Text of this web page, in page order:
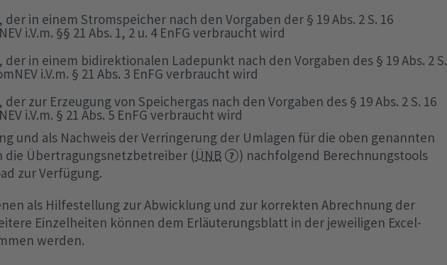
der in einem Stromspeicher nach den Vorgaben der § 19 Abs. 2 S. 16
i.V.m. §§ 21 Abs. 1, 2 u. 4 EnFG verbraucht wird
der in einem bidirektionalen Ladepunkt nach den Vorgaben des § 19 Abs. 2 S.
i.V.m. § 21 Abs. 3 EnFG verbraucht wird
der zur Erzeugung von Speichergas nach den Vorgaben des § 19 Abs. 2 S. 16
i.V.m. § 21 Abs. 5 EnFG verbraucht wird
und als Nachweis der Verringerung der Umlagen für die oben genannten
die Übertragungsnetzbetreiber (ÜNB
) nachfolgend Berechnungstools
zur Verfügung.
als Hilfestellung zur Abwicklung und zur korrekten Abrechnung der
Einzelheiten können dem Erläuterungsblatt in der jeweiligen Excel-
werden.